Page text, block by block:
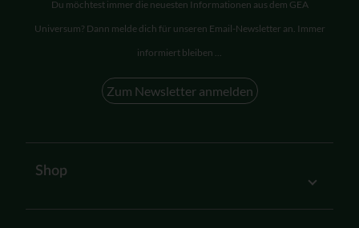
Du möchtest immer die neuesten Informationen aus dem GEA
Universum? Dann melde dich für unseren Email-Newsletter an. Immer
informiert bleiben ...
Zum Newsletter anmelden
Shop